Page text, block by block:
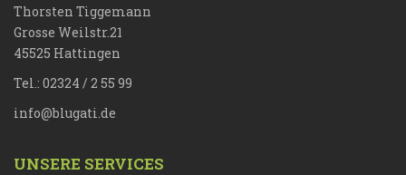
Thorsten Tiggemann
Grosse Weilstr.21
45525 Hattingen
Tel.: 02324 / 2 55 99
info@blugati.de
UNSERE SERVICES